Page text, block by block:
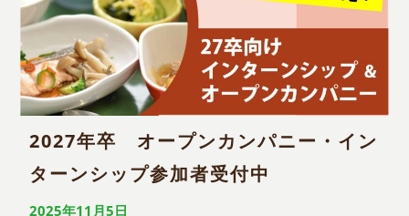
2027年卒 オープンカンパニー・イン
ターンシップ参加者受付中
2025年11月5日